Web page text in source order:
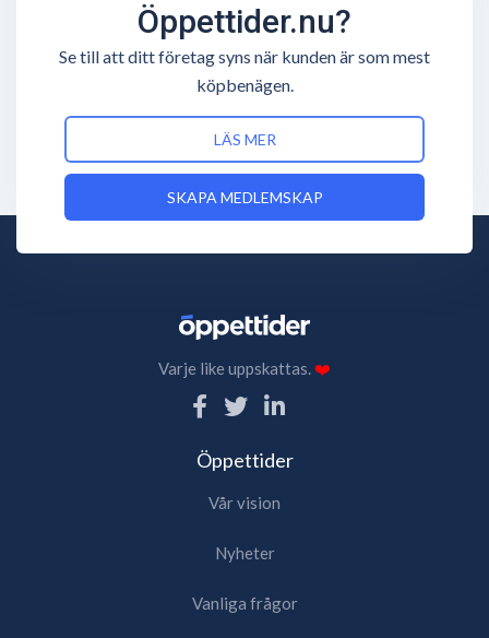
Öppettider.nu?
Se till att ditt företag syns när kunden är som mest
köpbenägen.
LÄS MER
SKAPA MEDLEMSKAP
Varje like uppskattas.❤️
Öppettider
Vår vision
Nyheter
Vanliga frågor